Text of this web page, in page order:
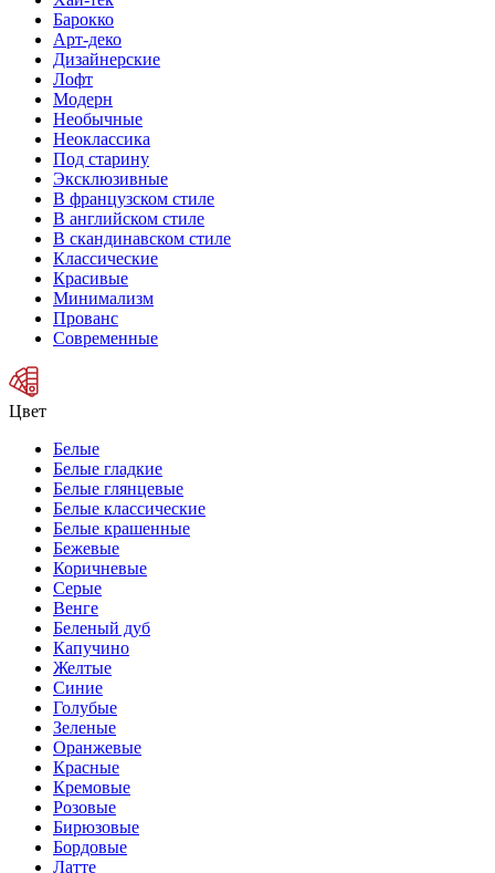
Барокко
Арт-деко
Дизайнерские
Лофт
Модерн
Необычные
Неоклассика
Под старину
Эксклюзивные
В французском стиле
В английском стиле
В скандинавском стиле
Классические
Красивые
Минимализм
Прованс
Современные
Цвет
Белые
Белые гладкие
Белые глянцевые
Белые классические
Белые крашенные
Бежевые
Коричневые
Серые
Венге
Беленый дуб
Капучино
Желтые
Синие
Голубые
Зеленые
Оранжевые
Красные
Кремовые
Розовые
Бирюзовые
Бордовые
Латте